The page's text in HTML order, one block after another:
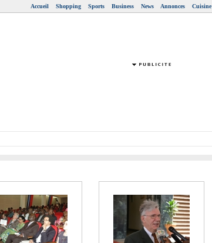
Accueil Shopping Sports Business News Annonces Cuisine